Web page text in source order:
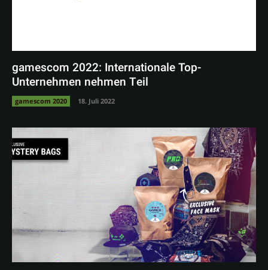
gamescom 2022: Internationale Top-
Unternehmen nehmen Teil
gamescom 2020 18. Juli 2022